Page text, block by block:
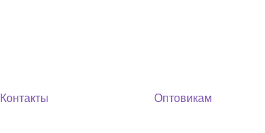
Контакты Оптовикам